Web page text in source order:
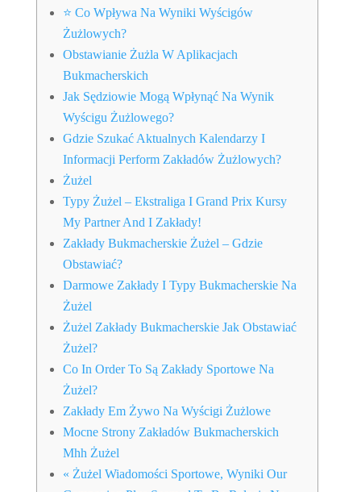
⭐ Co Wpływa Na Wyniki Wyścigów
Żużlowych?
Obstawianie Żużla W Aplikacjach
Bukmacherskich
Jak Sędziowie Mogą Wpłynąć Na Wynik
Wyścigu Żużlowego?
Gdzie Szukać Aktualnych Kalendarzy I
Informacji Perform Zakładów Żużlowych?
Żużel
Typy Żużel – Ekstraliga I Grand Prix Kursy
My Partner And I Zakłady!
Zakłady Bukmacherskie Żużel – Gdzie
Obstawiać?
Darmowe Zakłady I Typy Bukmacherskie Na
Żużel
Żużel Zakłady Bukmacherskie Jak Obstawiać
Żużel?
Co In Order To Są Zakłady Sportowe Na
Żużel?
Zakłady Em Żywo Na Wyścigi Żużlowe
Mocne Strony Zakładów Bukmacherskich
Mhh Żużel
« Żużel Wiadomości Sportowe, Wyniki Our